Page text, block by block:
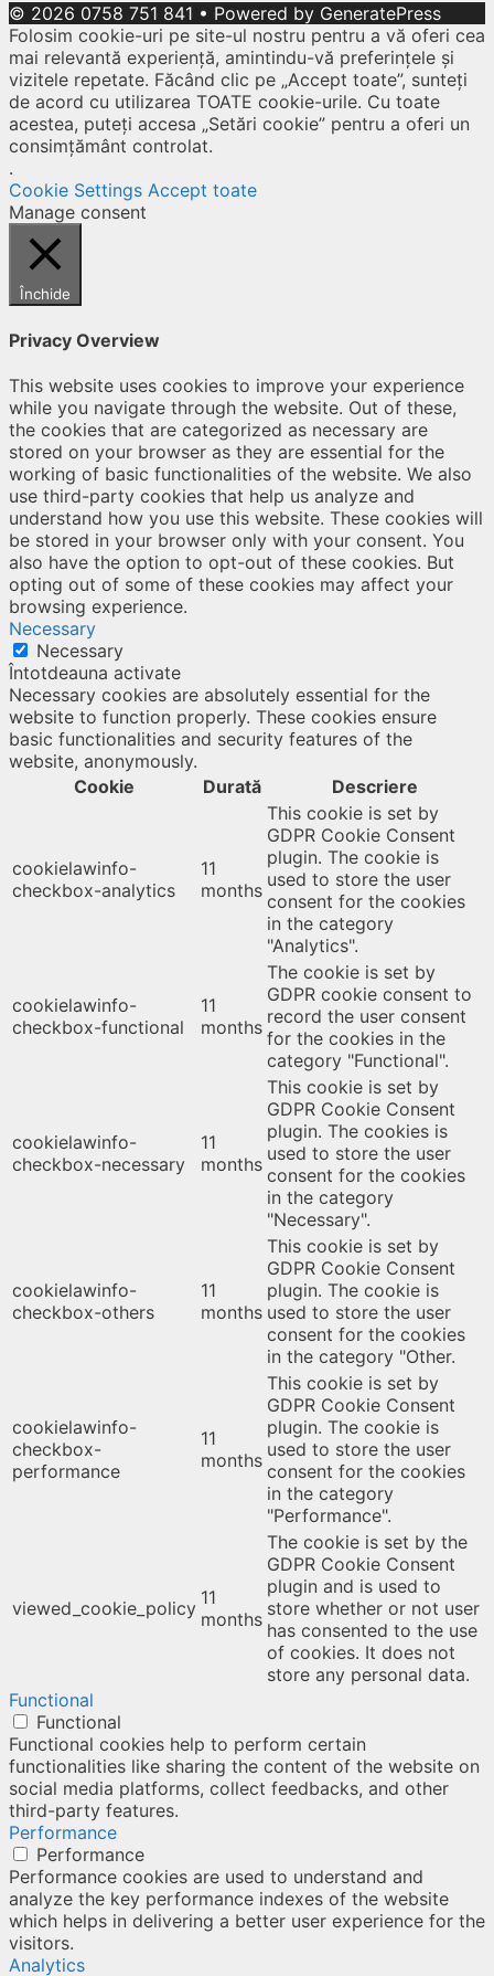
© 2026 0758 751 841 • Powered by GeneratePress
Folosim cookie-uri pe site-ul nostru pentru a vă oferi cea
mai relevantă experiență, amintindu-vă preferințele și
vizitele repetate. Făcând clic pe „Accept toate”, sunteți
de acord cu utilizarea TOATE cookie-urile. Cu toate
acestea, puteți accesa „Setări cookie” pentru a oferi un
consimțământ controlat.
.
Cookie Settings Accept toate
Manage consent
Închide
Privacy Overview
This website uses cookies to improve your experience
while you navigate through the website. Out of these,
the cookies that are categorized as necessary are
stored on your browser as they are essential for the
working of basic functionalities of the website. We also
use third-party cookies that help us analyze and
understand how you use this website. These cookies will
be stored in your browser only with your consent. You
also have the option to opt-out of these cookies. But
opting out of some of these cookies may affect your
browsing experience.
Necessary
Necessary
Întotdeauna activate
Necessary cookies are absolutely essential for the
website to function properly. These cookies ensure
basic functionalities and security features of the
website, anonymously.
Cookie
Durată Descriere
cookielawinfo-
checkbox-analytics
11
months
This cookie is set by
GDPR Cookie Consent
plugin. The cookie is
used to store the user
consent for the cookies
in the category
"Analytics".
cookielawinfo-
checkbox-functional
11
months
The cookie is set by
GDPR cookie consent to
record the user consent
for the cookies in the
category "Functional".
cookielawinfo-
checkbox-necessary
11
months
This cookie is set by
GDPR Cookie Consent
plugin. The cookies is
used to store the user
consent for the cookies
in the category
"Necessary".
cookielawinfo-
checkbox-others
11
months
This cookie is set by
GDPR Cookie Consent
plugin. The cookie is
used to store the user
consent for the cookies
in the category "Other.
cookielawinfo-
checkbox-
performance
11
months
This cookie is set by
GDPR Cookie Consent
plugin. The cookie is
used to store the user
consent for the cookies
in the category
"Performance".
viewed_cookie_policy 11
months
The cookie is set by the
GDPR Cookie Consent
plugin and is used to
store whether or not user
has consented to the use
of cookies. It does not
store any personal data.
Functional
Functional
Functional cookies help to perform certain
functionalities like sharing the content of the website on
social media platforms, collect feedbacks, and other
third-party features.
Performance
Performance
Performance cookies are used to understand and
analyze the key performance indexes of the website
which helps in delivering a better user experience for the
visitors.
Analytics